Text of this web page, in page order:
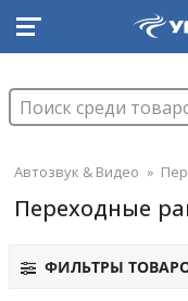
Автозвук & Видео »
Переходные
ФИЛЬТРЫ